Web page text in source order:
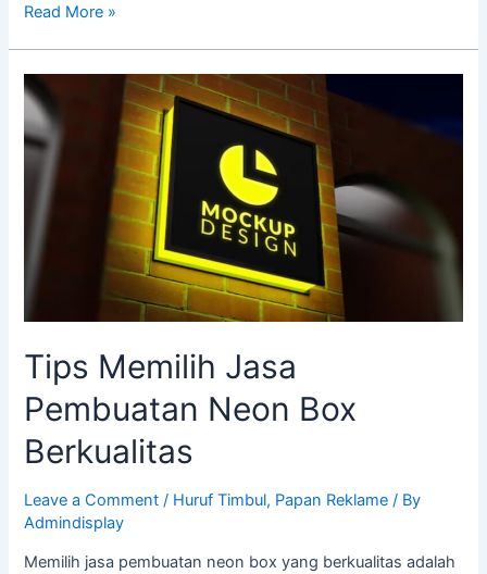
Read More »
Tips Memilih Jasa
Pembuatan Neon Box
Berkualitas
Leave a Comment / Huruf Timbul, Papan Reklame / By
Admindisplay
Memilih jasa pembuatan neon box yang berkualitas adalah
Tips
Memilih
Jasa
Berkualitas